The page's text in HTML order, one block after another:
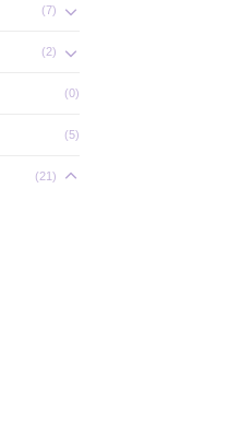
(7)
(2)
(0)
(5)
(21)